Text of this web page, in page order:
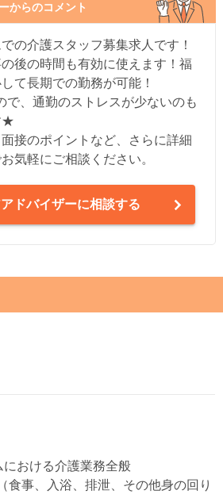
からのコメント
の介護スタッフ募集求人です！
後の時間も有効に使えます！福
て長期での勤務が可能！
で、通勤のストレスが少ないのも
★
接のポイントなど、さらに詳細
気軽にご相談ください。
ドバイザーに相談する
おける介護業務全般
食事、入浴、排泄、その他身の回り